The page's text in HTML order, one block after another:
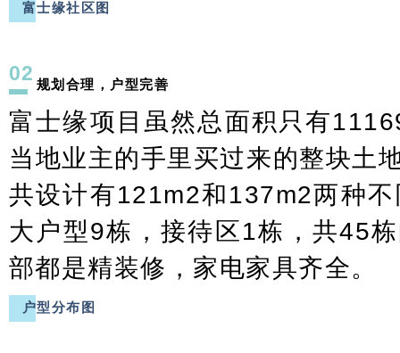
富士缘社区图
02 规划合理，户型完善
富士缘项目虽然总面积只有
当地业主的手里买过来的整块土
共设计有121m2和137m2两种
大户型9栋，接待区1栋，共45
部都是精装修，家电家具齐全。
户型分布图